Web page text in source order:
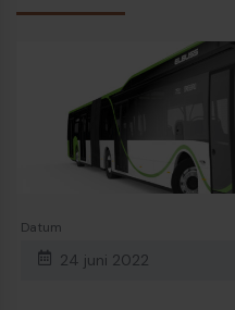
Visie en waarden
Duurzaamheid
Historie
Awards & Certificeringen
Datum
24 juni 2022
Diesel bus euro VI